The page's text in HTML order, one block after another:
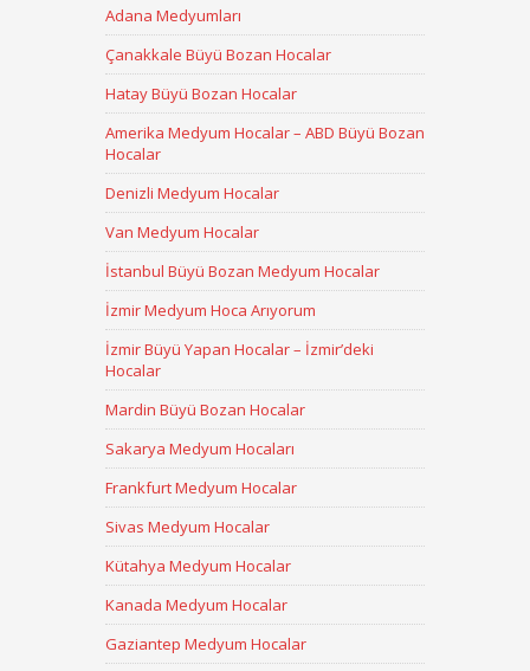
Adana Medyumları
Çanakkale Büyü Bozan Hocalar
Hatay Büyü Bozan Hocalar
Amerika Medyum Hocalar – ABD Büyü Bozan
Hocalar
Denizli Medyum Hocalar
Van Medyum Hocalar
İstanbul Büyü Bozan Medyum Hocalar
İzmir Medyum Hoca Arıyorum
İzmir Büyü Yapan Hocalar – İzmir’deki
Hocalar
Mardin Büyü Bozan Hocalar
Sakarya Medyum Hocaları
Frankfurt Medyum Hocalar
Sivas Medyum Hocalar
Kütahya Medyum Hocalar
Kanada Medyum Hocalar
Gaziantep Medyum Hocalar